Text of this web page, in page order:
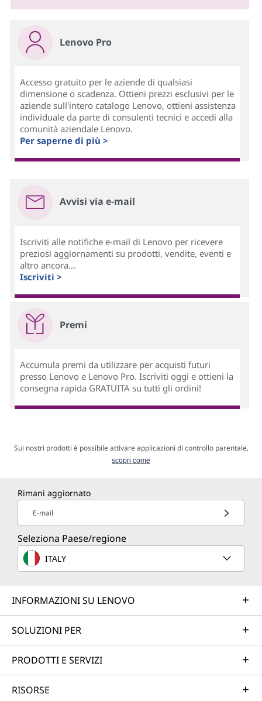
Lenovo Pro
Accesso gratuito per le aziende di qualsiasi
dimensione o scadenza. Ottieni prezzi esclusivi per le
aziende sull'intero catalogo Lenovo, ottieni assistenza
individuale da parte di consulenti tecnici e accedi alla
comunità aziendale Lenovo.
Per saperne di più >
Avvisi via e-mail
Iscriviti alle notifiche e-mail di Lenovo per ricevere
preziosi aggiornamenti su prodotti, vendite, eventi e
altro ancora...
Iscriviti >
Premi
Accumula premi da utilizzare per acquisti futuri
presso Lenovo e Lenovo Pro. Iscriviti oggi e ottieni la
consegna rapida GRATUITA su tutti gli ordini!
Sui nostri prodotti è possibile attivare applicazioni di controllo parentale,
scopri come
Rimani aggiornato
E-mail
Seleziona Paese/regione
ITALY
INFORMAZIONI SU LENOVO
SOLUZIONI PER
PRODOTTI E SERVIZI
RISORSE